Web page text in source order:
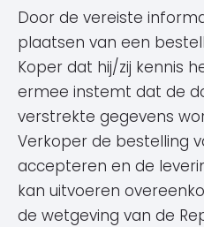
Door de vereiste
plaatsen van een
Koper dat hij/zij kennis
ermee instemt dat de
verstrekte gegevens
Verkoper de bestelling
accepteren en de
kan uitvoeren
de wetgeving van de